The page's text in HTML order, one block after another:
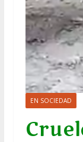
EN SOCIEDAD